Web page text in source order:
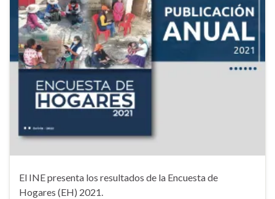
El INE presenta los resultados de la Encuesta de
Hogares (EH) 2021.